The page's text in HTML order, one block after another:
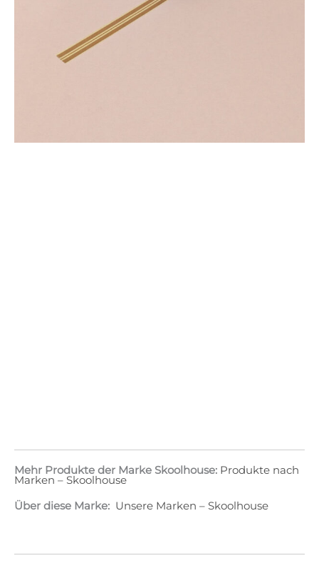
Mehr Produkte der Marke Skoolhouse: Produkte nach
Marken – Skoolhouse
Über diese Marke: Unsere Marken – Skoolhouse